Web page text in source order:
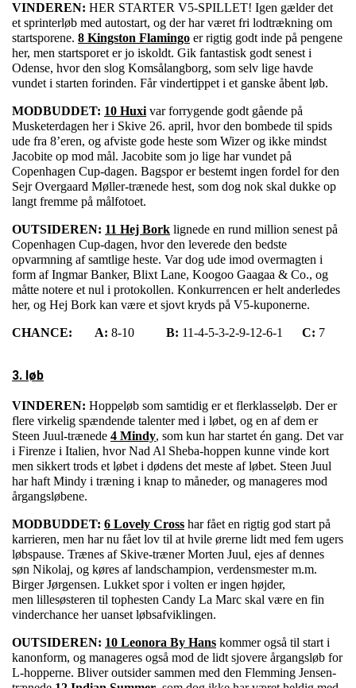
VINDEREN: HER STARTER V5-SPILLET! Igen gælder det
et sprinterløb med autostart, og der har været fri lodtrækning om
startsporene. 8 Kingston Flamingo er rigtig godt inde på pengene
her, men startsporet er jo iskoldt. Gik fantastisk godt senest i
Odense, hvor den slog Komsålangborg, som selv lige havde
vundet i starten forinden. Får vindertippet i et ganske åbent løb.
MODBUDDET: 10 Huxivar forrygende godt gående på
Musketerdagen her i Skive 26. april, hvor den bombede til spids
ude fra 8’eren, og afviste gode heste som Wizer og ikke mindst
Jacobite op mod mål. Jacobite som jo lige har vundet på
Copenhagen Cup-dagen. Bagspor er bestemt ingen fordel for den
Sejr Overgaard Møller-trænede hest, som dog nok skal dukke op
langt fremme på målfotoet.
OUTSIDEREN: 11 Hej Bork lignede en rund million senest på
Copenhagen Cup-dagen, hvor den leverede den bedste
opvarmning af samtlige heste. Var dog ude imod overmagten i
form af Ingmar Banker, Blixt Lane, Koogoo Gaagaa & Co., og
måtte notere et nul i protokollen. Konkurrencen er helt anderledes
her, og Hej Bork kan være et sjovt kryds på V5-kuponerne.
CHANCE: A: 8-10 B: 11-4-5-3-2-9-12-6-1 C: 7
3. løb
VINDEREN: Hoppeløb som samtidig er et flerklasseløb. Der er
flere virkelig spændende talenter med i løbet, og en af dem er
Steen Juul-trænede 4 Mindy, som kun har startet én gang. Det var
i Firenze i Italien, hvor Nad Al Sheba-hoppen kunne vinde kort
men sikkert trods et løbet i dødens det meste af løbet. Steen Juul
har haft Mindy i træning i knap to måneder, og manageres mod
årgangsløbene.
MODBUDDET: 6 Lovely Cross har fået en rigtig god start på
karrieren, men har nu fået lov til at hvile ørerne lidt med fem ugers
løbspause. Trænes af Skive-træner Morten Juul, ejes af dennes
søn Nikolaj, og køres af landschampion, verdensmester m.m.
Birger Jørgensen. Lukket spor i volten er ingen højder,
men lillesøsteren til tophesten Candy La Marc skal være en fin
vinderchance her uanset løbsafviklingen.
OUTSIDEREN: 10 Leonora By Hans kommer også til start i
kanonform, og manageres også mod de lidt sjovere årgangsløb for
L-hopperne. Bliver outsider sammen med den Flemming Jensen-